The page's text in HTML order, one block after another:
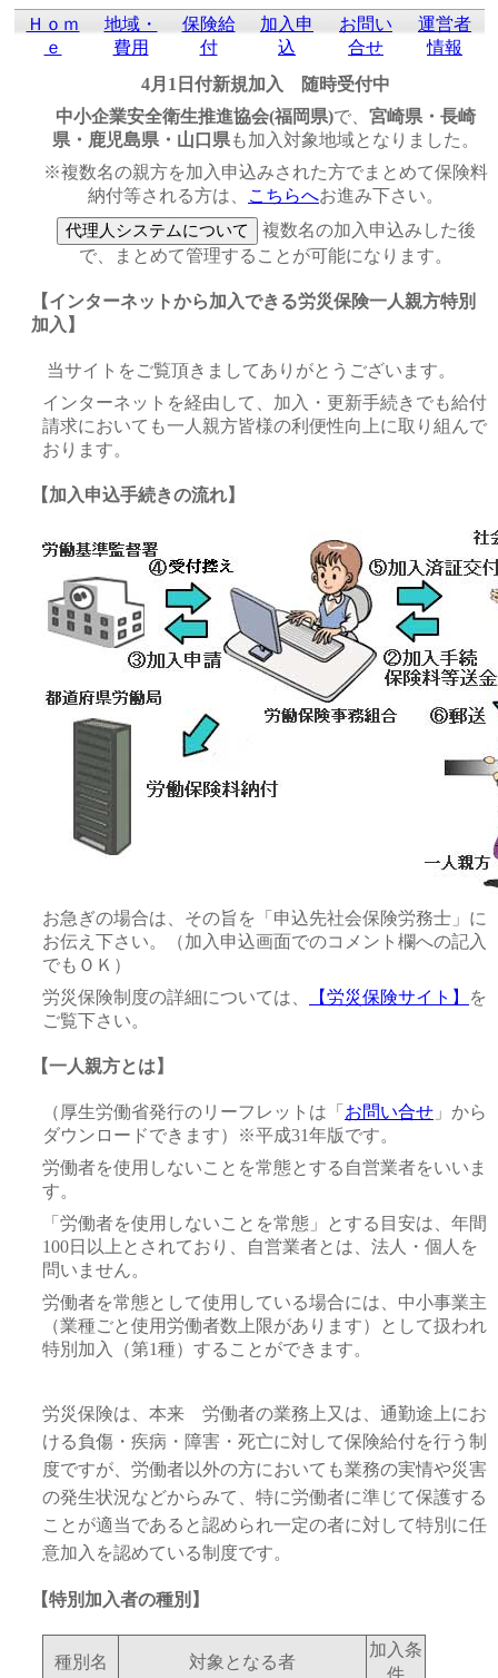
Ｈｏｍ
ｅ
地域・
費用
保険給
付
加入申
込
お問い
合せ
運営者
情報
4月1日付新規加入 随時受付中
中小企業安全衛生推進協会(福岡県)で、 宮崎県・長崎
県・鹿児島県・山口県も加入対象地域となりました。
※複数名の親方を加入申込みされた方でまとめて保険料
納付等される方は、
こちらへお進み下さい。
複数名の加入申込みした後
で、まとめて管理することが可能になります。
【インターネットから加入できる労災保険一人親方特別
加入】
当サイトをご覧頂きましてありがとうございます。
インターネットを経由して、加入・更新手続きでも給付
請求においても一人親方皆様の利便性向上に取り組んで
おります。
【加入申込手続きの流れ】
お急ぎの場合は、その旨を「申込先社会保険労務士」に
お伝え下さい。（加入申込画面でのコメント欄への記入
でもＯＫ）
労災保険制度の詳細については、
【労災保険サイト】
を
ご覧下さい。
【一人親方とは】
（厚生労働省発行のリーフレットは「 お問い合せ 」から
ダウンロードできます）※平成31年版です。
労働者を使用しないことを常態とする自営業者をいいま
す。
「労働者を使用しないことを常態」とする目安は、年間
100日以上とされており、自営業者とは、法人・個人を
問いません。
労働者を常態として使用している場合には、中小事業主
（業種ごと使用労働者数上限があります）として扱われ
特別加入（第1種）することができます。
労災保険は、本来 労働者の業務上又は、通勤途上にお
ける負傷・疾病・障害・死亡に対して保険給付を行う制
度ですが、労働者以外の方においても業務の実情や災害
の発生状況などからみて、特に労働者に準じて保護する
ことが適当であると認められ一定の者に対して特別に任
意加入を認めている制度です。
【特別加入者の種別】
種別名 対象となる者
加入条
件